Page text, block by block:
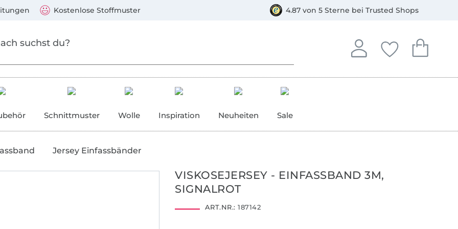
Kostenlose Stoffmuster 4.87 von 5 Sterne bei Trusted Shops
Anmelden
In deinem Konto
Deine
Du hast keine
Dein
Du hast
Schnittmuster Wolle Inspiration Neuheiten Sale
Jersey Einfassbänder
VISKOSEJERSEY - EINFASSBAND 3M,
SIGNALROT
ART.NR.: 187142
Mastercard, PayPal, Giropay, Kauf auf Rechnung, Vorkasse